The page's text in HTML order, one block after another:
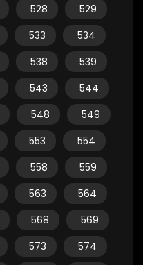
528
529
533
534
538
539
543
544
548
549
553
554
558
559
563
564
568
569
573
574